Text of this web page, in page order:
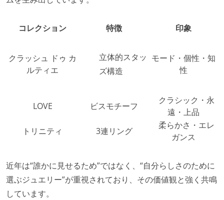
コレクション 特徴 印象
クラッシュ ドゥ カ
ルティエ
立体的スタッ
ズ構造
モード・個性・知
性
LOVE ビスモチーフ
クラシック・永
遠・上品
トリニティ
3連リング
柔らかさ・エレ
ガンス
近年は“誰かに見せるため”ではなく、“自分らしさのために
選ぶジュエリー”が重視されており、その価値観と強く共鳴
しています。